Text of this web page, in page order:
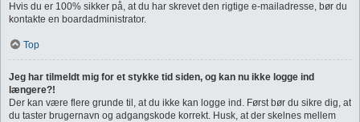
Hvis du er 100% sikker på, at du har skrevet den rigtige e-mailadresse, bør du
kontakte en boardadministrator.
Top
Jeg har tilmeldt mig for et stykke tid siden, og kan nu ikke logge ind
længere?!
Der kan være flere grunde til, at du ikke kan logge ind. Først bør du sikre dig, at
du taster brugernavn og adgangskode korrekt. Husk, at der skelnes mellem